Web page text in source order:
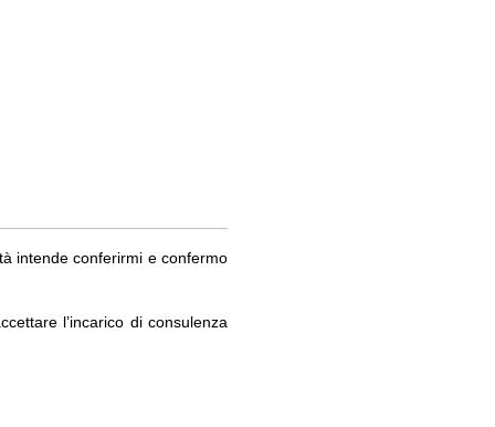
intende conferirmi e confermo
l’incarico di consulenza